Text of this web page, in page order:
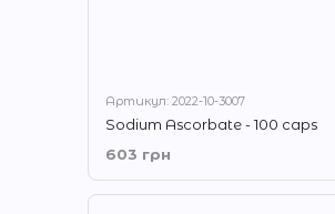
Артикул: 2022-10-3007
Sodium Ascorbate - 100 caps
603 грн